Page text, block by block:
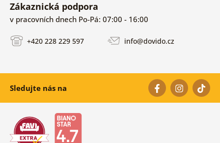
Zákaznická podpora
v pracovních dnech Po-Pá: 07:00 - 16:00
+420 228 229 597 info@dovido.cz
Sledujte nás na